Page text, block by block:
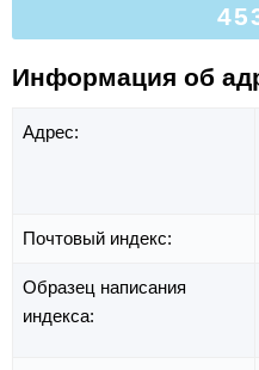
Информация об
Адрес:
Почтовый индекс:
Образец написания
индекса: